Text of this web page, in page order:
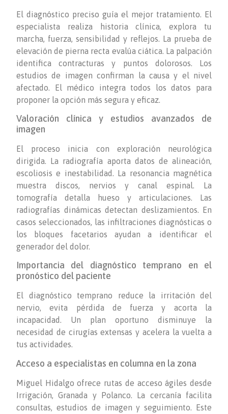
El diagnóstico preciso guía el mejor tratamiento. El
especialista realiza historia clínica, explora tu
marcha, fuerza, sensibilidad y reflejos. La prueba de
elevación de pierna recta evalúa ciática. La palpación
identifica contracturas y puntos dolorosos. Los
estudios de imagen confirman la causa y el nivel
afectado. El médico integra todos los datos para
proponer la opción más segura y eficaz.
Valoración clínica y estudios avanzados de
imagen
El proceso inicia con exploración neurológica
dirigida. La radiografía aporta datos de alineación,
escoliosis e inestabilidad. La resonancia magnética
muestra discos, nervios y canal espinal. La
tomografía detalla hueso y articulaciones. Las
radiografías dinámicas detectan deslizamientos. En
casos seleccionados, las infiltraciones diagnósticas o
los bloques facetarios ayudan a identificar el
generador del dolor.
Importancia del diagnóstico temprano en el
pronóstico del paciente
El diagnóstico temprano reduce la irritación del
nervio, evita pérdida de fuerza y acorta la
incapacidad. Un plan oportuno disminuye la
necesidad de cirugías extensas y acelera la vuelta a
tus actividades.
Acceso a especialistas en columna en la zona
Miguel Hidalgo ofrece rutas de acceso ágiles desde
Irrigación, Granada y Polanco. La cercanía facilita
consultas, estudios de imagen y seguimiento. Este